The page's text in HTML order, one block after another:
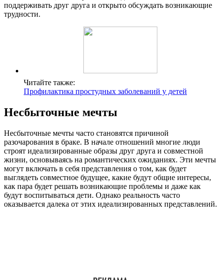
поддерживать друг друга и открыто обсуждать возникающие
трудности.
Читайте также:
Профилактика простудных заболеваний у детей
Несбыточные мечты
Несбыточные мечты часто становятся причиной
разочарования в браке. В начале отношений многие люди
строят идеализированные образы друг друга и совместной
жизни, основываясь на романтических ожиданиях. Эти мечты
могут включать в себя представления о том, как будет
выглядеть совместное будущее, какие будут общие интересы,
как пара будет решать возникающие проблемы и даже как
будут воспитываться дети. Однако реальность часто
оказывается далека от этих идеализированных представлений.